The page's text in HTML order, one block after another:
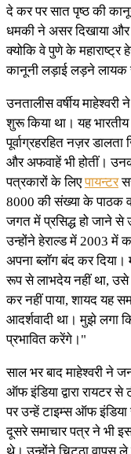
दे कर पर सात पृष्ठ की
धमकी ने असर दिखाया और
क्योकि वे पुणे के
कानूनी लड़ाई लड़ने लायक
उनतालीस वर्षीय
शुरू किया था। यह भारतीय
पूर्वाग्रहरहित नज़र
और अफवाहें भी होतीं।
पत्रकारों के लिएपायन्टर
8000 की संख्या के पाठक
जगत में प्रसिद्ध हो जाने से
उन्होंने हेराल्ड में 2003 में
अपना ब्लॉग बंद कर
रूप से लाभदेय नहीं था, उसे
कर नहीं पाया, शायद यह
आदर्शवादी था। मुझे लगा
प्रभावित करेंगे।"
साल भर बाद माहेश्वरी ने
ऑफ इंडिया द्वारा रायटर
पर उन्हें टाइम्स ऑफ
दूसरे समाचार पत्र ने भी